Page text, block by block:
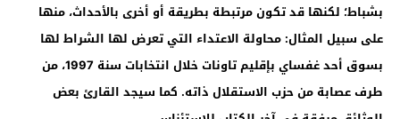
بشباط؛ لكنها قد تكون مرتبطة بطريقة أو أخرى بالأحداث، منها
على سبيل المثال: محاولة الاعتداء التي تعرض لها الشراط لها
بسوق أحد غفساي بإقليم تاونات خلال انتخابات سنة 1997، من
طرف عصابة من حزب الاستقلال ذاته. كما سيجد القارئ بعض